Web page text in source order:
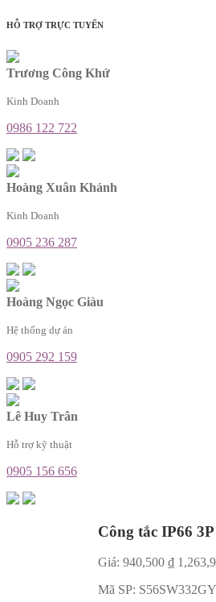
HỖ TRỢ TRỰC TUYẾN
Trương Công Khứ
Kinh Doanh
0986 122 722
Hoàng Xuân Khánh
Kinh Doanh
0905 236 287
Hoàng Ngọc Giàu
Hệ thống dự án
0905 292 159
Lê Huy Trân
Hỗ trợ kỹ thuật
0905 156 656
Công tắc IP66
Giá: 940,500 ₫
Mã SP: S56SW332GY